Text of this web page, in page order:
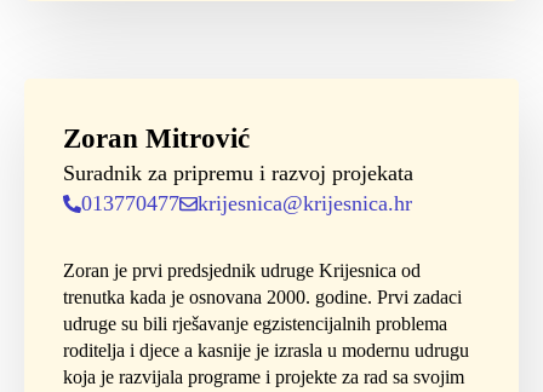
Zoran Mitrović
Suradnik za pripremu i razvoj projekata
013770477
krijesnica@krijesnica.hr
Zoran je prvi predsjednik udruge Krijesnica od
trenutka kada je osnovana 2000. godine. Prvi zadaci
udruge su bili rješavanje egzistencijalnih problema
roditelja i djece a kasnije je izrasla u modernu udrugu
koja je razvijala programe i projekte za rad sa svojim